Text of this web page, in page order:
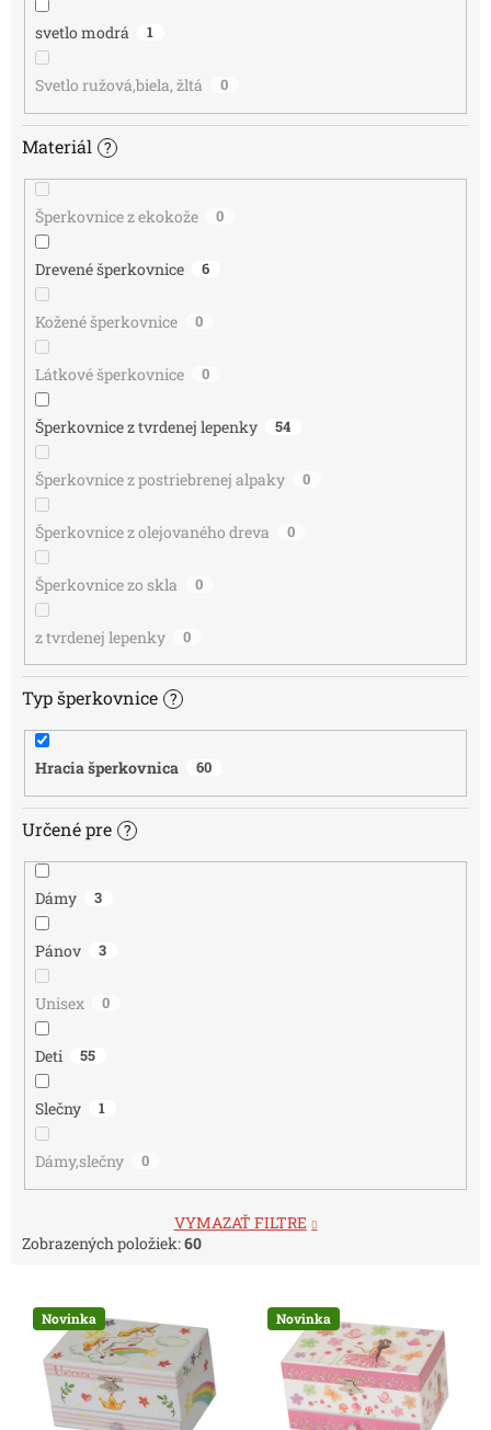
svetlo modrá 1
Svetlo ružová,biela, žltá 0
Materiál ?
Šperkovnice z ekokože 0
Drevené šperkovnice 6
Kožené šperkovnice 0
Látkové šperkovnice 0
Šperkovnice z tvrdenej lepenky 54
Šperkovnice z postriebrenej alpaky 0
Šperkovnice z olejovaného dreva 0
Šperkovnice zo skla 0
z tvrdenej lepenky 0
Typ šperkovnice ?
Hracia šperkovnica 60
Určené pre ?
Dámy 3
Pánov 3
Unisex 0
Deti 55
Slečny 1
Dámy,slečny 0
VYMAZAŤ FILTRE
Zobrazených položiek:60
Novinka Novinka